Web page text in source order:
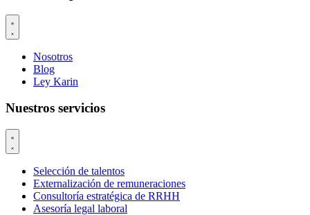
Nosotros
Blog
Ley Karin
Nuestros servicios
Selección de talentos
Externalización de remuneraciones
Consultoría estratégica de RRHH
Asesoría legal laboral